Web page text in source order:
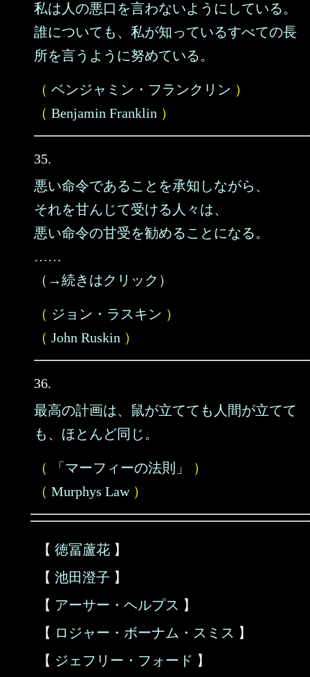
私は人の悪口を言わないようにしている。
誰についても、私が知っているすべての長
所を言うように努めている。
（ ベンジャミン・フランクリン ）
（ Benjamin Franklin ）
35.
悪い命令であることを承知しながら、
それを甘んじて受ける人々は、
悪い命令の甘受を勧めることになる。
……
（→続きはクリック）
（ ジョン・ラスキン ）
（ John Ruskin ）
36.
最高の計画は、鼠が立てても人間が立てて
も、ほとんど同じ。
（ 「マーフィーの法則」
）
（ Murphys Law）
【 徳冨蘆花 】
【 池田澄子 】
【 アーサー・ヘルプス 】
【 ロジャー・ボーナム・スミス 】
【 ジェフリー・フォード 】